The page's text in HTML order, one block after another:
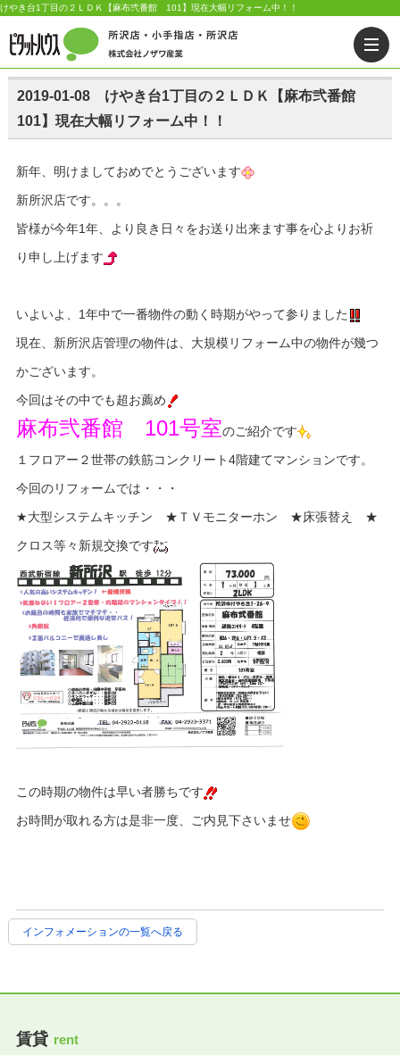
けやき台1丁目の２ＬＤＫ【麻布弐番館 101】現在大幅リフォーム中！！
2019-01-08 けやき台1丁目の２ＬＤＫ【麻布弐番館
101】現在大幅リフォーム中！！
新年、明けましておめでとうございます
新所沢店です。。。
皆様が今年1年、より良き日々をお送り出来ます事を心よりお祈
り申し上げます
いよいよ、1年中で一番物件の動く時期がやって参りました
現在、新所沢店管理の物件は、大規模リフォーム中の物件が幾つ
かございます。
今回はその中でも超お薦め
麻布弐番館 101号室のご紹介です
１フロアー２世帯の鉄筋コンクリート4階建てマンションです。
今回のリフォームでは・・・
★大型システムキッチン ★ＴＶモニターホン ★床張替え ★
クロス等々新規交換です
この時期の物件は早い者勝ちです
お時間が取れる方は是非一度、ご内見下さいませ
インフォメーションの一覧へ戻る
賃貸 rent